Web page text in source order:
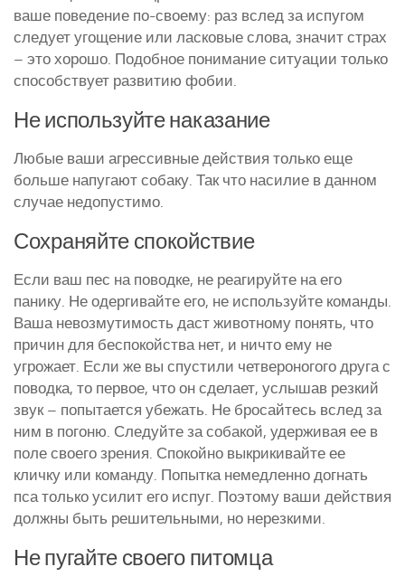
ваше поведение по-своему: раз вслед за испугом
следует угощение или ласковые слова, значит страх
– это хорошо. Подобное понимание ситуации только
способствует развитию фобии.
Не используйте наказание
Любые ваши агрессивные действия только еще
больше напугают собаку. Так что насилие в данном
случае недопустимо.
Сохраняйте спокойствие
Если ваш пес на поводке, не реагируйте на его
панику. Не одергивайте его, не используйте команды.
Ваша невозмутимость даст животному понять, что
причин для беспокойства нет, и ничто ему не
угрожает. Если же вы спустили четвероногого друга с
поводка, то первое, что он сделает, услышав резкий
звук – попытается убежать. Не бросайтесь вслед за
ним в погоню. Следуйте за собакой, удерживая ее в
поле своего зрения. Спокойно выкрикивайте ее
кличку или команду. Попытка немедленно догнать
пса только усилит его испуг. Поэтому ваши действия
должны быть решительными, но нерезкими.
Не пугайте своего питомца